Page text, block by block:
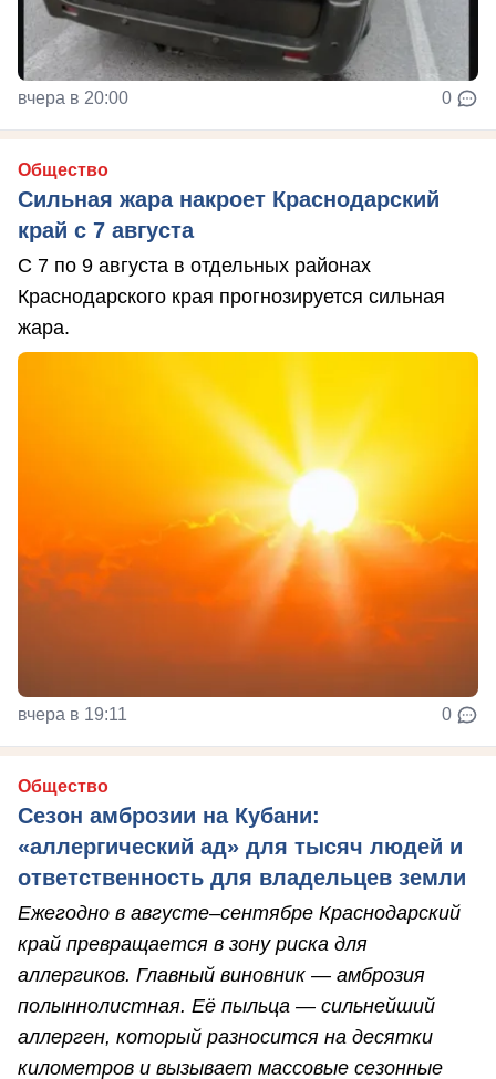
вчера в 20:00 0
Общество
Сильная жара накроет Краснодарский
край с 7 августа
С 7 по 9 августа в отдельных районах
Краснодарского края прогнозируется сильная
жара.
вчера в 19:11 0
Общество
Сезон амброзии на Кубани:
«аллергический ад» для тысяч людей и
ответственность для владельцев земли
Ежегодно в августе–сентябре Краснодарский
край превращается в зону риска для
аллергиков. Главный виновник — амброзия
полыннолистная. Её пыльца — сильнейший
аллерген, который разносится на десятки
километров и вызывает массовые сезонные